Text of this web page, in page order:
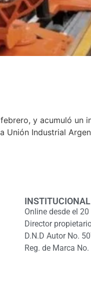
y acumuló un
Industrial
INSTITUCIONAL
Online desde el
Director
D.N.D Autor No.
Reg. de Marca